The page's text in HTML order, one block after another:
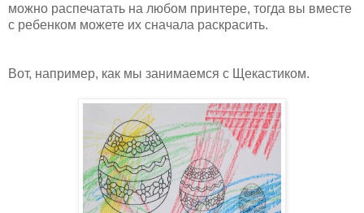
можно распечатать на любом принтере, тогда вы вместе
с ребенком можете их сначала раскрасить.
Вот, например, как мы занимаемся с Щекастиком.